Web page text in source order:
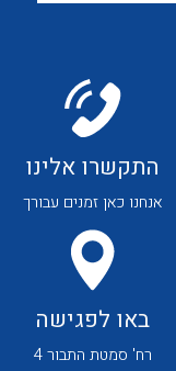
לכל מוצרי היצרן
התקשרו אלינו
אנחנו כאן זמנים עבורך
באו לפגישה
רח' סמטת התבור 4